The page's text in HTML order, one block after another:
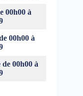
00h00 à
00h00 à
00h00 à